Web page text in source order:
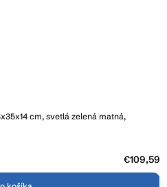
cm, svetlá zelená matná,
€109,59